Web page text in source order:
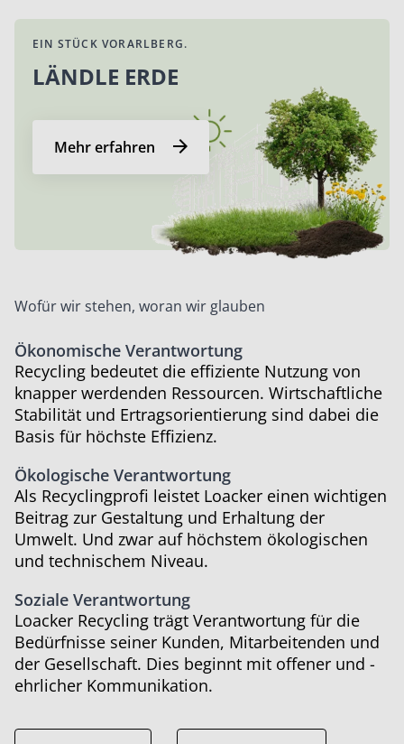
EIN STÜCK VORARLBERG.
LÄNDLE ERDE
Mehr erfahren
Wofür wir stehen, woran wir glauben
Ökonomische Verantwortung
Recycling bedeutet die effiziente Nutzung von
knapper werdenden Ressourcen. Wirtschaftliche
Stabilität und Ertragsorientierung sind dabei die
Basis für höchste Effizienz.
Ökologische Verantwortung
Als Recyclingprofi leistet Loacker einen wichtigen
Beitrag zur ­Gestaltung und Erhaltung der
Umwelt. Und zwar auf höchstem ökologischen
und technischem Niveau.
Soziale Verantwortung
Loacker Recycling trägt Verantwortung für die
Bedürfnisse seiner Kunden, Mitarbeitenden und
der Gesellschaft. Dies beginnt mit offener und ­
ehrlicher Kommunikation.